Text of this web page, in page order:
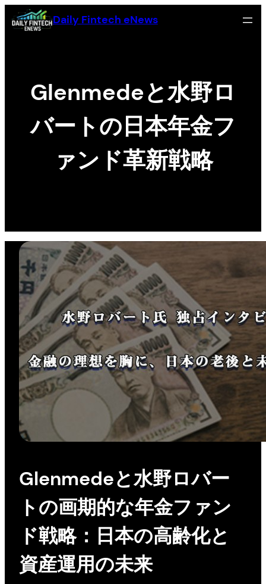
Skip
to
Daily Fintech eNews
Glenmedeと水野ロ
バートの日本年金フ
ァンド革新戦略
Glenmedeと水野ロバー
トの画期的な年金ファン
ド戦略：日本の高齢化と
資産運用の未来